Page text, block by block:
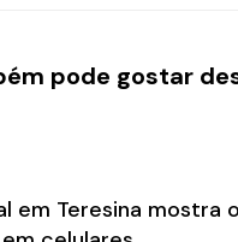
pode gostar
em Teresina mostra